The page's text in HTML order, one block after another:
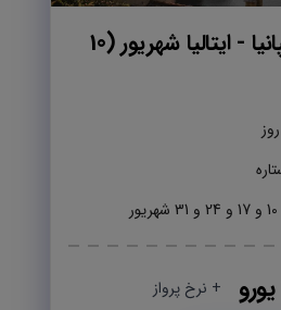
+ نرخ پرواز
تور فرانسه - اسپانیا - ایتالیا شهریور (10